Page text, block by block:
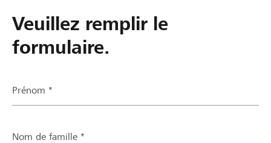
Veuillez remplir le
formulaire.
Prénom *
Nom de famille *